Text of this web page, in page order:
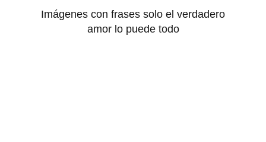
Imágenes con frases solo el verdadero
amor lo puede todo